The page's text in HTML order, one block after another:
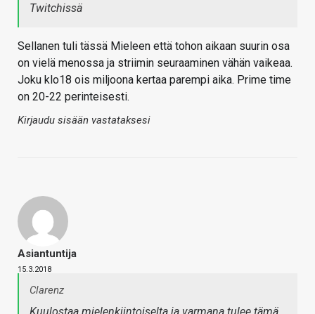
Twitchissä
Sellanen tuli tässä Mieleen että tohon aikaan suurin osa
on vielä menossa ja striimin seuraaminen vähän vaikeaa.
Joku klo18 ois miljoona kertaa parempi aika. Prime time
on 20-22 perinteisesti.
Kirjaudu sisään vastataksesi
Asiantuntija
15.3.2018
Clarenz
Kuulostaa mielenkiintoiselta ja varmana tulee tämä